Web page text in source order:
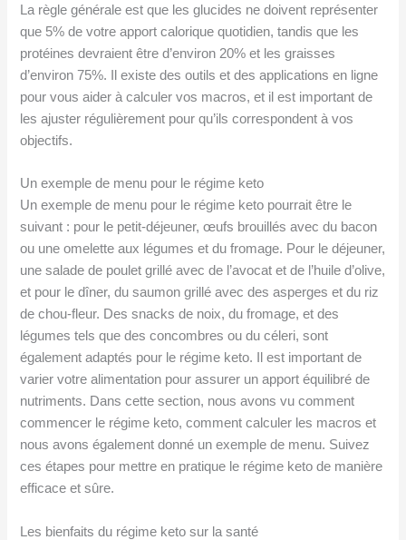
La règle générale est que les glucides ne doivent représenter
que 5% de votre apport calorique quotidien, tandis que les
protéines devraient être d’environ 20% et les graisses
d’environ 75%. Il existe des outils et des applications en ligne
pour vous aider à calculer vos macros, et il est important de
les ajuster régulièrement pour qu’ils correspondent à vos
objectifs.
Un exemple de menu pour le régime keto
Un exemple de menu pour le régime keto pourrait être le
suivant : pour le petit-déjeuner, œufs brouillés avec du bacon
ou une omelette aux légumes et du fromage. Pour le déjeuner,
une salade de poulet grillé avec de l’avocat et de l’huile d’olive,
et pour le dîner, du saumon grillé avec des asperges et du riz
de chou-fleur. Des snacks de noix, du fromage, et des
légumes tels que des concombres ou du céleri, sont
également adaptés pour le régime keto. Il est important de
varier votre alimentation pour assurer un apport équilibré de
nutriments. Dans cette section, nous avons vu comment
commencer le régime keto, comment calculer les macros et
nous avons également donné un exemple de menu. Suivez
ces étapes pour mettre en pratique le régime keto de manière
efficace et sûre.
Les bienfaits du régime keto sur la santé